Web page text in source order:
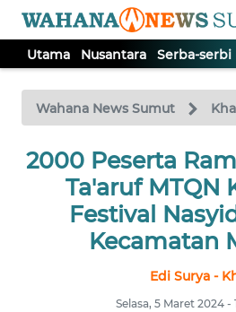
Utama Nusantara Serba-serbi
Wahana News Sumut
2000 Peserta
Ta'aruf MTQN
Festival
Kecamatan
Edi Surya -
Selasa, 5 Maret 2024 -
TV
Tutup
UTAMA
NUSANTARA